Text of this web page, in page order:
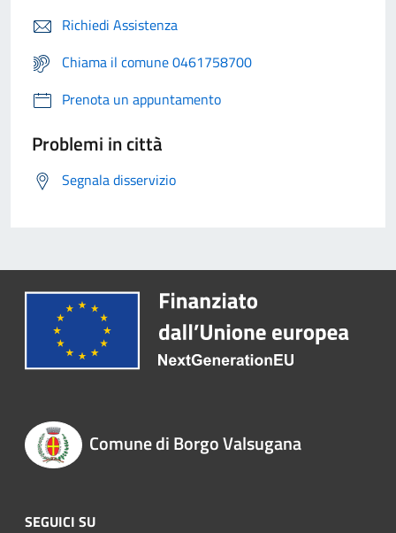
Richiedi Assistenza
Chiama il comune 0461758700
Prenota un appuntamento
Problemi in città
Segnala disservizio
Comune di Borgo Valsugana
SEGUICI SU